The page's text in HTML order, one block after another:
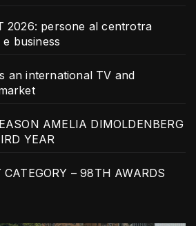
2026: persone al centrotra
business
an international TV and
AMELIA DIMOLDENBERG
YEAR
– 98TH AWARDS